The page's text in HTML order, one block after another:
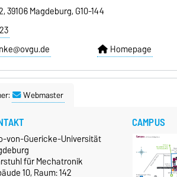
39106 Magdeburg, G10-144
Homepage
Webmaster
von-Guericke-Universität
für Mechatronik
10, Raum: 142
CAMPUS